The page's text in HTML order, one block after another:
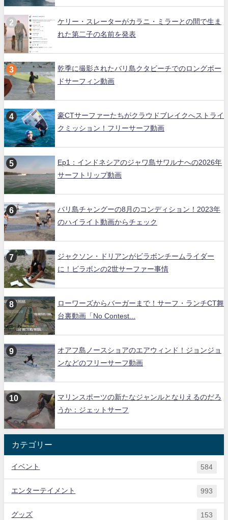
ケリー・スレーターがカラニ・ミラーとの間で生ま
れた第二子の名前を発表
乾季に撮影されたバリ島クタビーチでのロングボー
ドサーフィン動画
豪CTサーファーたちがクラウドブレイクへストライ
クミッション！フリーサーフ動画
Ep1：インドネシアのジャワ島サワルナへの2026年
サーフトリップ動画
バリ島チャングーの8月のコンディション！2023年
のハイライト動画からチェック
ジャクソン・ドリアンがビラボンチームライダー
に！ビラボンの2世サーファー事情
ローワーズからバーガーまで！サーフ・ランチCT舞
台裏動画「No Contest...
オアフ島ノースショアのエアウィンド！ジョンジョ
ンなどのフリーサーフ動画
マリンスポーツの新たなジャンルとなりえるのだろ
うか：ジェットサーフ
カテゴリー
イベント 584
エンターテイメント 993
グッズ 153